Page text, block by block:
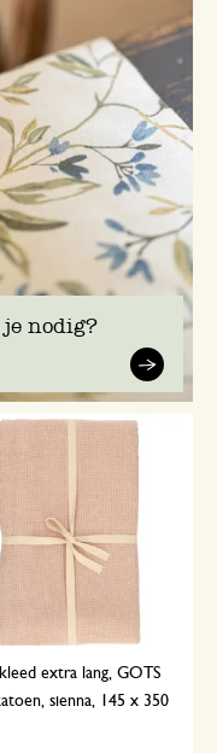
extra lang, GOTS
sienna, 145 x 350
nodig?